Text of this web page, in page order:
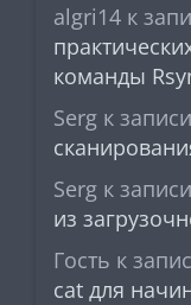
algri14 к
команды
Serg к записи
Serg к записи
из
Гость к
cat для